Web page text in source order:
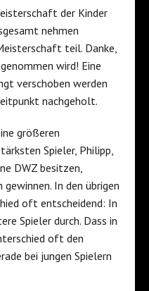
der Kinder
nehmen
teil. Danke,
wird! Eine
verschoben werden
nachgeholt.
größeren
Spieler, Philipp,
DWZ besitzen,
In den übrigen
oft entscheidend: In
Spieler durch. Dass in
oft den
bei jungen Spielern